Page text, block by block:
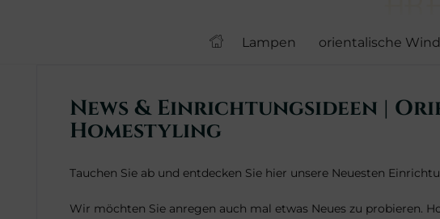
Lampen orientalische
News & Einrichtungsideen |
Homestyling
Tauchen Sie ab und entdecken Sie hier unsere Neuesten
Wir möchten Sie anregen auch mal etwas Neues zu probieren.